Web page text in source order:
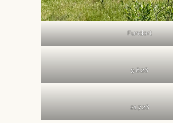
Fundort
9.6.26
21.7.26